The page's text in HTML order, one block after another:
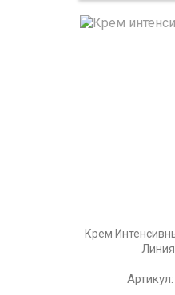
Крем
Линия